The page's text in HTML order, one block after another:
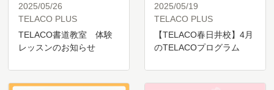
2025/05/26
TELACO PLUS
TELACO書道教室 体験
レッスンのお知らせ
2025/05/19
TELACO PLUS
【TELACO春日井校】4月
のTELACOプログラム